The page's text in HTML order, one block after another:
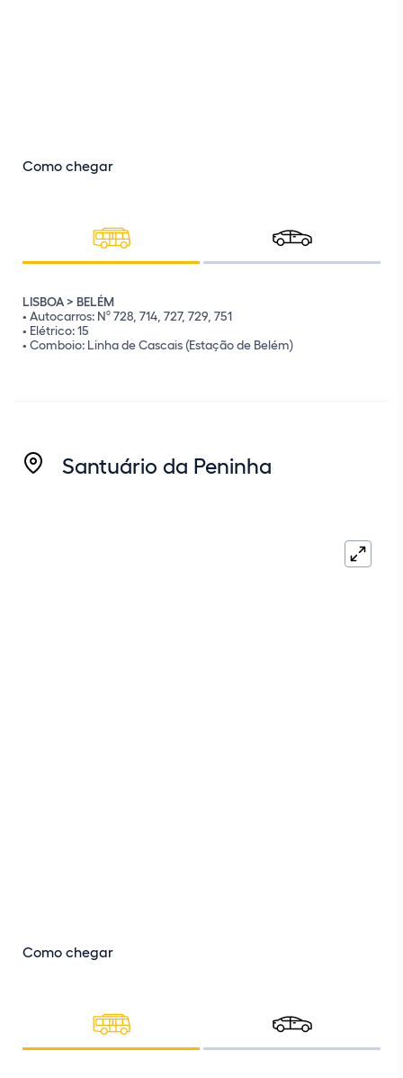
Como chegar
LISBOA > BELÉM
• Autocarros: Nº 728, 714, 727, 729, 751
• Elétrico: 15
• Comboio: Linha de Cascais (Estação de Belém)
Santuário da Peninha
Como chegar